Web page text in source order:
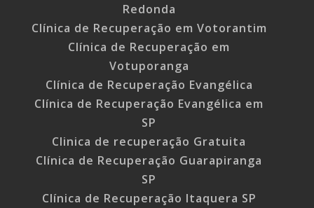
Redonda
Clínica de Recuperação em Votorantim
Clínica de Recuperação em
Votuporanga
Clínica de Recuperação Evangélica
Clínica de Recuperação Evangélica em
SP
Clinica de recuperação Gratuita
Clínica de Recuperação Guarapiranga
SP
Clínica de Recuperação Itaquera SP